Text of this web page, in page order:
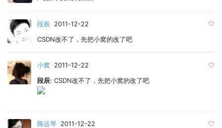
段辰 2011-12-22
CSDN改不了，先把小窝的改了吧
小窝 2011-12-22
段辰: CSDN改不了，先把小窝的改了吧
陈运琴 2011-12-22